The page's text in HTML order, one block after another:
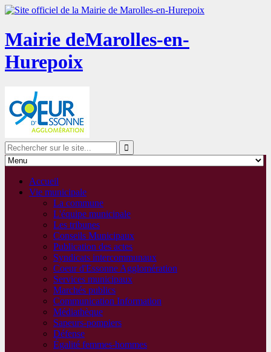
Mairie deMarolles-en-
Hurepoix
Accueil
Vie municipale
La commune
L'équipe municipale
Les tribunes
Conseils Municipaux
Publication des actes
Syndicats intercommunaux
Coeur d'Essonne Agglomération
Services municipaux
Marchés publics
Communication Information
Médiathèque
Sapeurs-pompiers
Défense
Égalité femmes-hommes